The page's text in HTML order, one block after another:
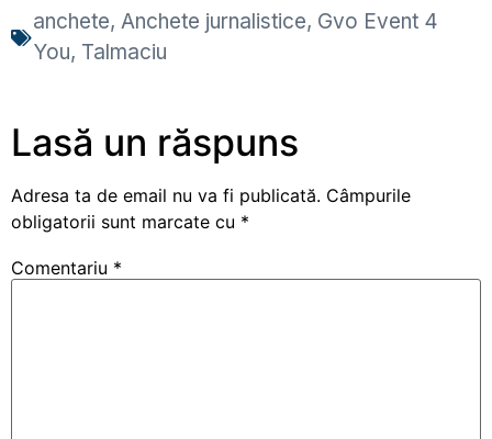
anchete, Anchete jurnalistice, Gvo Event 4
You, Talmaciu
Lasă un răspuns
Adresa ta de email nu va fi publicată. Câmpurile
obligatorii sunt marcate cu *
Comentariu *